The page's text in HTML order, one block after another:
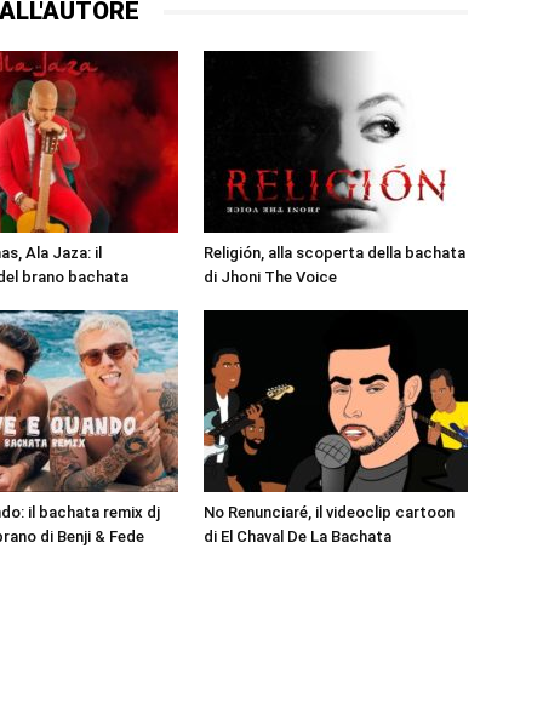
Ala Jaza: il
brano bachata
Religión, alla scoperta della bachata
di Jhoni The Voice
il bachata remix dj
di Benji & Fede
No Renunciaré, il videoclip cartoon
di El Chaval De La Bachata